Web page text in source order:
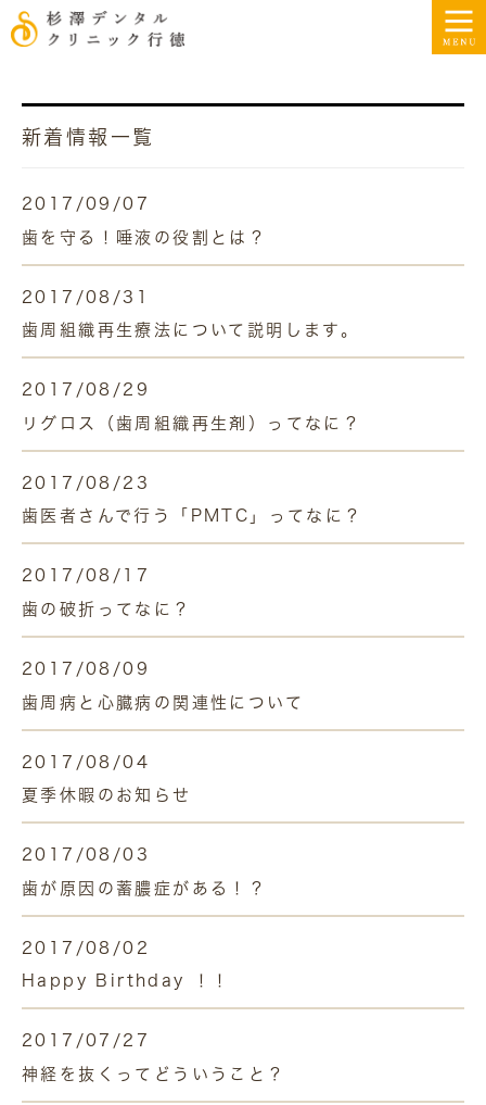
新着情報一覧
2017/09/07
歯を守る！唾液の役割とは？
2017/08/31
歯周組織再生療法について説明します。
2017/08/29
リグロス（歯周組織再生剤）ってなに？
2017/08/23
歯医者さんで行う「PMTC」ってなに？
2017/08/17
歯の破折ってなに？
2017/08/09
歯周病と心臓病の関連性について
2017/08/04
夏季休暇のお知らせ
2017/08/03
歯が原因の蓄膿症がある！？
2017/08/02
Happy Birthday ！！
2017/07/27
神経を抜くってどういうこと？